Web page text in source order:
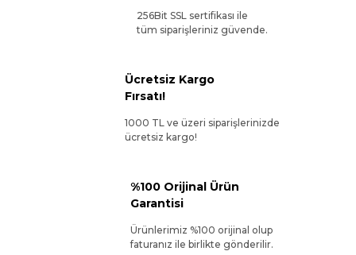
256Bit SSL sertifikası ile
tüm siparişleriniz güvende.
Ücretsiz Kargo
Fırsatı!
1000 TL ve üzeri siparişlerinizde
ücretsiz kargo!
%100 Orijinal Ürün
Garantisi
Ürünlerimiz %100 orijinal olup
faturanız ile birlikte gönderilir.